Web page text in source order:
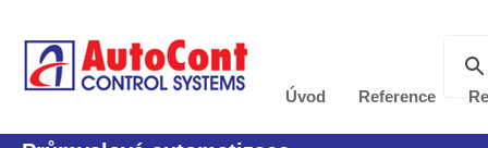
Úvod Reference